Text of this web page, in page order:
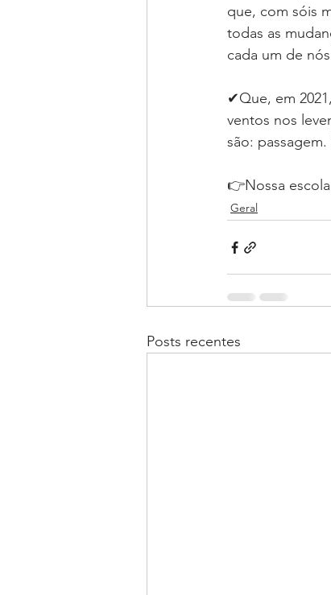
que, com sóis
todas as
cada um de nós
✔Que, em
ventos nos
são:
👉Nossa
Geral
Posts recentes